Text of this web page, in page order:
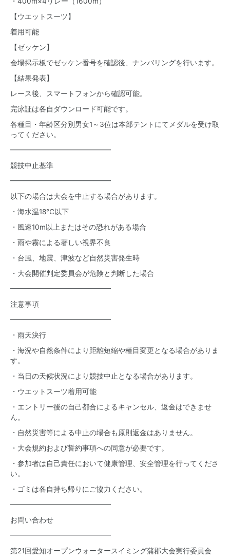
【ウエットスーツ】
着用可能
【ゼッケン】
会場掲示板でゼッケン番号を確認後、ナンバリングを行います。
【結果発表】
レース後、スマートフォンから確認可能。
完泳証は各自ダウンロード可能です。
各種目・年齢区分別男女1～3位は本部テントにてメダルを受け取
ってください。
━━━━━━━━━━━━━━
競技中止基準
━━━━━━━━━━━━━━
以下の場合は大会を中止する場合があります。
・海水温18℃以下
・風速10m以上またはその恐れがある場合
・雨や霧による著しい視界不良
・台風、地震、津波など自然災害発生時
・大会開催判定委員会が危険と判断した場合
━━━━━━━━━━━━━━
注意事項
━━━━━━━━━━━━━━
・雨天決行
・海況や自然条件により距離短縮や種目変更となる場合がありま
す。
・当日の天候状況により競技中止となる場合があります。
・ウエットスーツ着用可能
・エントリー後の自己都合によるキャンセル、返金はできませ
ん。
・自然災害等による中止の場合も原則返金はありません。
・大会規約および誓約事項への同意が必要です。
・参加者は自己責任において健康管理、安全管理を行ってくださ
い。
・ゴミは各自持ち帰りにご協力ください。
━━━━━━━━━━━━━━
お問い合わせ
━━━━━━━━━━━━━━
第21回愛知オープンウォータースイミング蒲郡大会実行委員会